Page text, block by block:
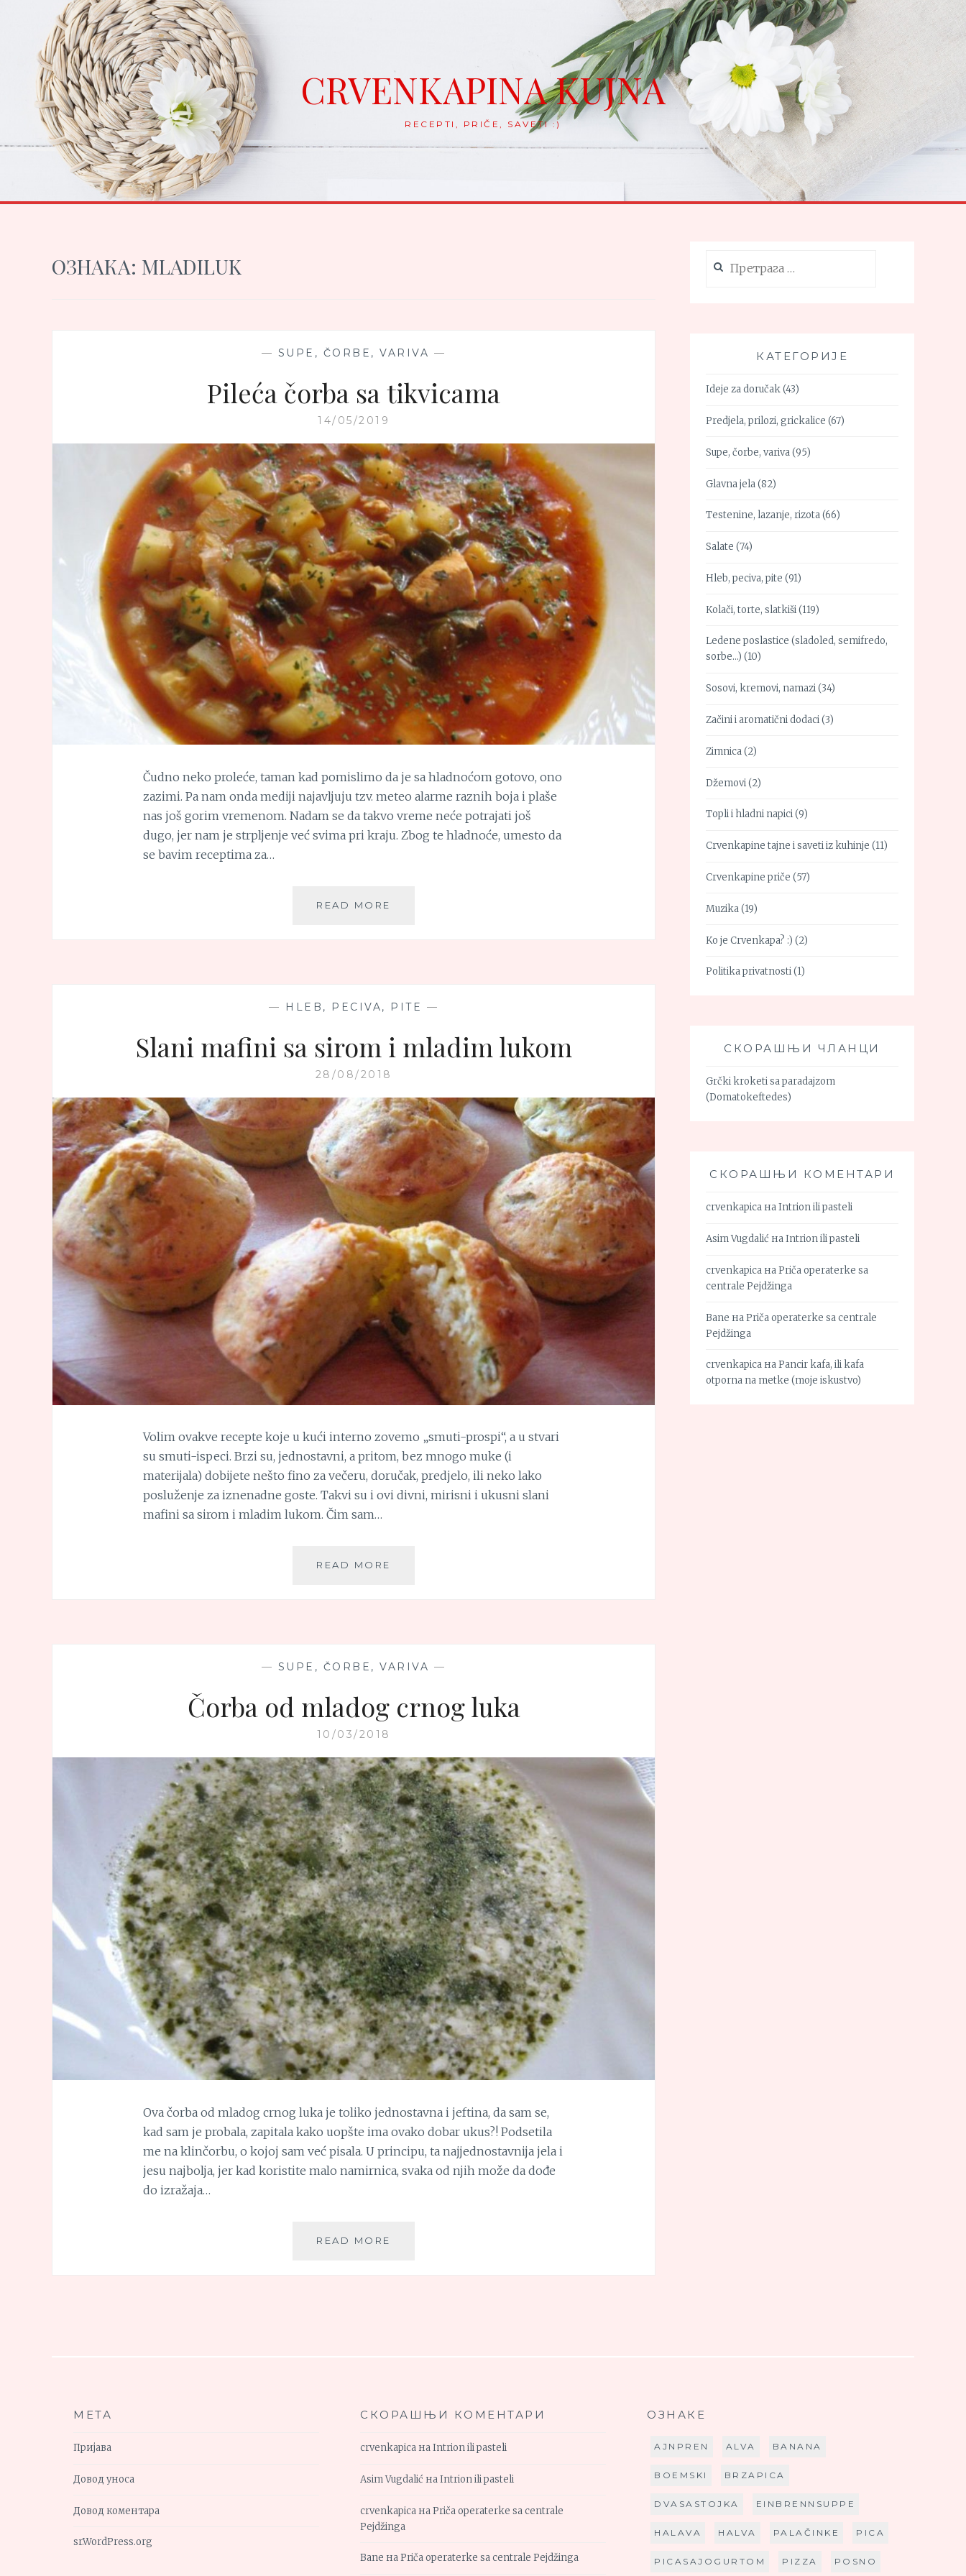
content
CRVENKAPINA KUJNA
RECEPTI, PRIČE, SAVETI :)
ОЗНАКА: MLADILUK
— SUPE, ČORBE, VARIVA —
Pileća čorba sa tikvicama
14/05/2019
Čudno neko proleće, taman kad pomislimo da je sa hladnoćom gotovo, ono
zazimi. Pa nam onda mediji najavljuju tzv. meteo alarme raznih boja i plaše
nas još gorim vremenom. Nadam se da takvo vreme neće potrajati još
dugo, jer nam je strpljenje već svima pri kraju. Zbog te hladnoće, umesto da
se bavim receptima za…
READ MORE
— HLEB, PECIVA, PITE —
Slani mafini sa sirom i mladim lukom
28/08/2018
Volim ovakve recepte koje u kući interno zovemo „smuti-prospi“, a u stvari
su smuti-ispeci. Brzi su, jednostavni, a pritom, bez mnogo muke (i
materijala) dobijete nešto fino za večeru, doručak, predjelo, ili neko lako
posluženje za iznenadne goste. Takvi su i ovi divni, mirisni i ukusni slani
mafini sa sirom i mladim lukom. Čim sam…
READ MORE
— SUPE, ČORBE, VARIVA —
Čorba od mladog crnog luka
10/03/2018
Ova čorba od mladog crnog luka je toliko jednostavna i jeftina, da sam se,
kad sam je probala, zapitala kako uopšte ima ovako dobar ukus?! Podsetila
me na klinčorbu, o kojoj sam već pisala. U principu, ta najjednostavnija jela i
jesu najbolja, jer kad koristite malo namirnica, svaka od njih može da dođe
do izražaja…
READ MORE
за:
КАТЕГОРИЈЕ
Ideje za doručak(43)
Predjela, prilozi, grickalice (67)
Supe, čorbe, variva(95)
Glavna jela(82)
Testenine, lazanje, rizota(66)
Salate (74)
Hleb, peciva, pite (91)
Kolači, torte, slatkiši(119)
Ledene poslastice (sladoled, semifredo,
sorbe…) (10)
Sosovi, kremovi, namazi(34)
Začini i aromatični dodaci(3)
Zimnica(2)
Džemovi(2)
Topli i hladni napici(9)
Crvenkapine tajne i saveti iz kuhinje (11)
Crvenkapine priče (57)
Muzika(19)
Ko je Crvenkapa? :) (2)
Politika privatnosti(1)
СКОРАШЊИ ЧЛАНЦИ
Grčki kroketi sa paradajzom
(Domatokeftedes)
СКОРАШЊИ КОМЕНТАРИ
crvenkapica наIntrion ili pasteli
Asim Vugdalić наIntrion ili pasteli
crvenkapica наPriča operaterke sa
centrale Pejdžinga
Bane наPriča operaterke sa centrale
Pejdžinga
crvenkapica наPancir kafa, ili kafa
otporna na metke (moje iskustvo)
МЕТА
Пријава
Довод уноса
Довод коментара
sr.WordPress.org
СКОРАШЊИ КОМЕНТАРИ
crvenkapica наIntrion ili pasteli
Asim Vugdalić наIntrion ili pasteli
crvenkapica наPriča operaterke sa centrale
Pejdžinga
Bane наPriča operaterke sa centrale Pejdžinga
ОЗНАКЕ
AJNPREN ALVA BANANA
BOEMSKI BRZAPICA
DVASASTOJKA EINBRENNSUPPE
HALAVA HALVA PALAČINKE PICA
PICASAJOGURTOM PIZZA POSNO